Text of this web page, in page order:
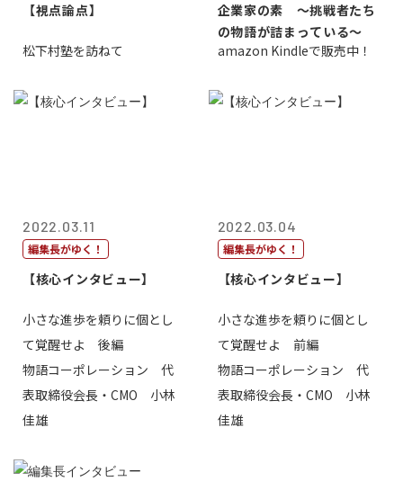
【視点論点】
松下村塾を訪ねて
企業家の素 〜挑戦者たち
の物語が詰まっている〜
amazon Kindleで販売中！
2022.03.11
編集長がゆく！
【核心インタビュー】
小さな進歩を頼りに個とし
て覚醒せよ 後編
物語コーポレーション 代
表取締役会長・CMO 小林
佳雄
2022.03.04
編集長がゆく！
【核心インタビュー】
小さな進歩を頼りに個とし
て覚醒せよ 前編
物語コーポレーション 代
表取締役会長・CMO 小林
佳雄